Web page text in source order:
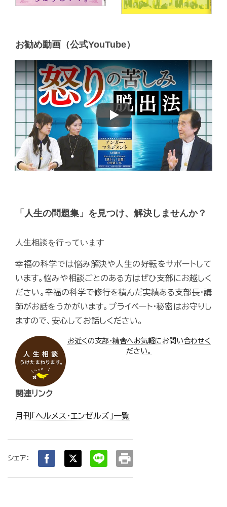
お勧め動画（公式YouTube）
Play
「人生の問題集」を見つけ、解決しませんか？
人生相談を行っています
幸福の科学では悩み解決や人生の好転をサポートして
います。悩みや相談ごとのある方はぜひ支部にお越しく
ださい。幸福の科学で修行を積んだ実績ある支部長・講
師がお話をうかがいます。プライベート・秘密はお守りし
ますので、安心してお話しください。
お近くの支部・精舎へお気軽にお問い合わせく
ださい。
関連リンク
月刊「ヘルメス・エンゼルズ」一覧
シェア： print